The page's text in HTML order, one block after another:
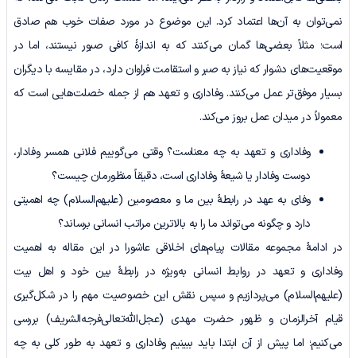
نمی‌توان به ‌آن‌ها اعتماد کرد. این موضوع در مورد صفات خوب هم صادق
است؛ مثلاً بعضی‌ها گمان می‌کنند که به اندازۀ کافی صبور نیستند، اما در
موقعیت‌های دشوار که نیاز به صبر و استقامت فراوان دارد، در مقایسه با دیگران
بسیار موفق‌تر عمل می‌کنند. وفاداری و تعهد هم از جمله خصلت‌هایی است که
معمولاً در میدان عمل بروز می‌کند.
وفاداری و تعهد به چه معناست؟ وقتی می‌گوییم فلانی همسر وفادار،
دوست وفادار یا شیعۀ وفاداری است، دقیقاً منظورمان چیست؟
وفای به عهد در رابطۀ بین ما و معصومین (علیهم‌السلام) چه اهمیتی
دارد و چگونه می‌تواند ما را به بالاترین مراتب انسانی برساند؟
در ادامۀ مجموعه مقالات پیام‌های اخلاقی عاشورا در این مقاله به اهمیت
وفاداری و تعهد در روابط انسانی به‌ویژه در رابطۀ بین خود و اهل بیت
(علیهم‌السلام) می‌پردازیم و سپس نقش این خصوصیت مهم را در شکل‌گیری
قیام آخرالزمان و ظهور حضرت مهدی (عجل‌الله‌تعالی‌فرجه‌الشریف) بررسی
می‌کنیم؛ اما پیش از آن ابتدا باید ببینیم وفاداری و تعهد به طور کلی به چه